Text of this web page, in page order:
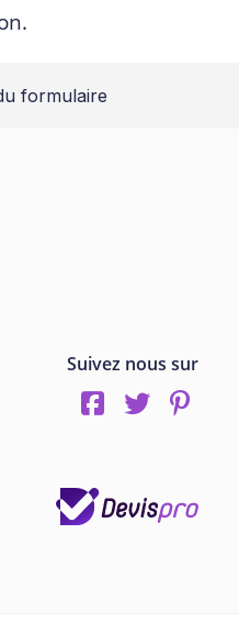
formulaire
Suivez nous sur